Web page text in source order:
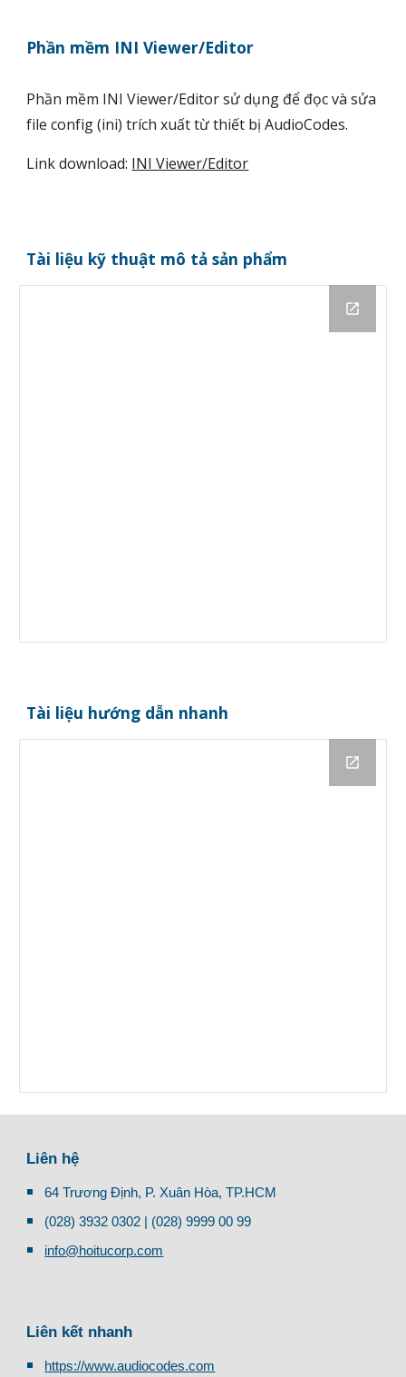
Phần mềm INI Viewer/Editor
Phần mềm INI Viewer/Editor sử dụng để đọc và sửa
file config (ini) trích xuất từ thiết bị AudioCodes.
Link download: INI Viewer/Editor
Tài liệu kỹ thuật mô tả sản phẩm
Tài liệu hướng dẫn nhanh
Liên hệ
64 Trương Định, P. Xuân Hòa, TP.HCM
(028) 3932 0302 | (028) 9999 00 99
info@hoitucorp.com
Liên kết nhanh
https://www.audiocodes.com